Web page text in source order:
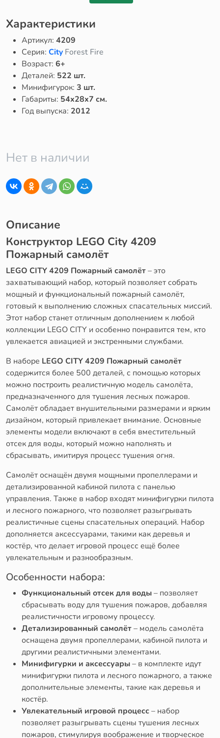
Характеристики
Артикул: 4209
Серия: City Forest Fire
Возраст: 6+
Деталей: 522 шт.
Минифигурок: 3 шт.
Габариты: 54x28x7 см.
Год выпуска: 2012
Нет в наличии
Описание
Конструктор LEGO City 4209
Пожарный самолёт
LEGO CITY 4209 Пожарный самолёт– это
захватывающий набор, который позволяет собрать
мощный и функциональный пожарный самолёт,
готовый к выполнению сложных спасательных миссий.
Этот набор станет отличным дополнением к любой
коллекции LEGO CITY и особенно понравится тем, кто
увлекается авиацией и экстренными службами.
В наборе LEGO CITY 4209 Пожарный самолёт
содержится более 500 деталей, с помощью которых
можно построить реалистичную модель самолёта,
предназначенного для тушения лесных пожаров.
Самолёт обладает внушительными размерами и ярким
дизайном, который привлекает внимание. Основные
элементы модели включают в себя вместительный
отсек для воды, который можно наполнять и
сбрасывать, имитируя процесс тушения огня.
Самолёт оснащён двумя мощными пропеллерами и
детализированной кабиной пилота с панелью
управления. Также в набор входят минифигурки пилота
и лесного пожарного, что позволяет разыгрывать
реалистичные сцены спасательных операций. Набор
дополняется аксессуарами, такими как деревья и
костёр, что делает игровой процесс ещё более
увлекательным и разнообразным.
Особенности набора:
Функциональный отсек для воды– позволяет
сбрасывать воду для тушения пожаров, добавляя
реалистичности игровому процессу.
Детализированный самолёт– модель самолёта
оснащена двумя пропеллерами, кабиной пилота и
другими реалистичными элементами.
Минифигурки и аксессуары– в комплекте идут
минифигурки пилота и лесного пожарного, а также
дополнительные элементы, такие как деревья и
костёр.
Увлекательный игровой процесс– набор
позволяет разыгрывать сцены тушения лесных
пожаров, стимулируя воображение и творческое